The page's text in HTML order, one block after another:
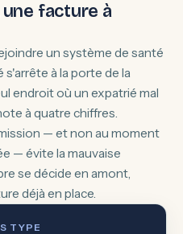
facture à
un système de santé
s'arrête à la porte de la
endroit où un expatrié mal
à quatre chiffres.
— et non au moment
— évite la mauvaise
se décide en amont,
déjà en place.
TYPE